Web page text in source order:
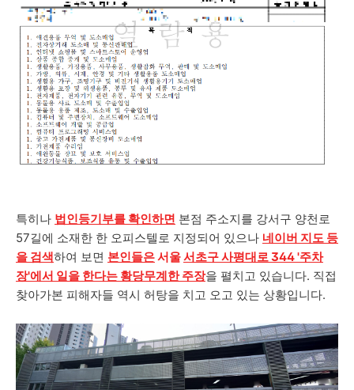
특히나 법인등기부를 확인하면 본점 주소지를 강서구 양천로
57길에 소재한 한 오피스텔로 지정되어 있으나 네이버 지도 등
을 검색하여 보면 본인들은서울서초구 사평대로 344'주차
장'에서 일을 한다는 황당무계한 주장을 펼치고 있습니다. 직접
찾아가본 피해자들 역시 허탕을 치고 오고 있는 상황입니다.